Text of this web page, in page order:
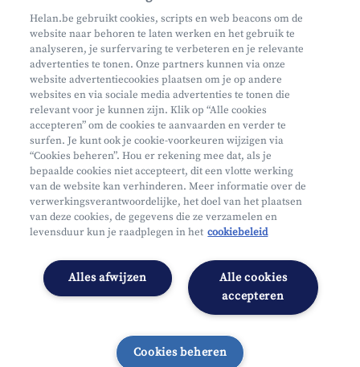
Maak een afspraak
Waar vind je ons?
Mifid
Privacy
Juridische info
Onderworpen aan de controle van CDZ
Toegankelijkheidsverklaring
Cookies beheren
Helan.be gebruikt cookies, scripts en web beacons om de
website naar behoren te laten werken en het gebruik te
analyseren, je surfervaring te verbeteren en je relevante
advertenties te tonen. Onze partners kunnen via onze
website advertentiecookies plaatsen om je op andere
websites en via sociale media advertenties te tonen die
relevant voor je kunnen zijn. Klik op “Alle cookies
accepteren” om de cookies te aanvaarden en verder te
surfen. Je kunt ook je cookie-voorkeuren wijzigen via
“Cookies beheren”. Hou er rekening mee dat, als je
bepaalde cookies niet accepteert, dit een vlotte werking
van de website kan verhinderen. Meer informatie over de
verwerkingsverantwoordelijke, het doel van het plaatsen
van deze cookies, de gegevens die ze verzamelen en
levensduur kun je raadplegen in het cookiebeleid
Alle cookies
accepteren
Alles afwijzen
Cookies beheren